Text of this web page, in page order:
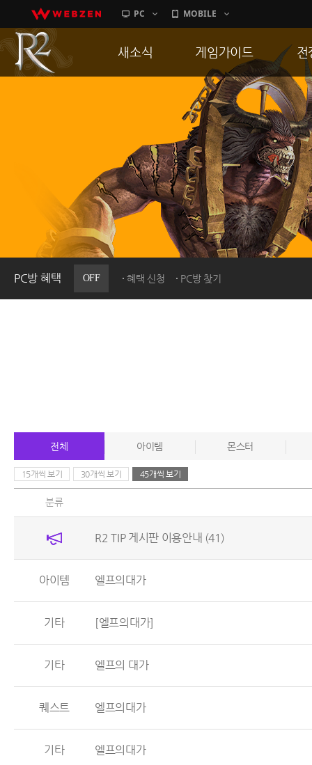
PC MOBILE
PC방 혜택 OFF 혜택 신청 PC방 찾기
새소식
이벤트
히스토리
PC방으로간다
게임가이드
게임 특징
서버가이드
신병훈련소
세부가이드
통합보급센터
전
통
공
전체 아이템 몬스터
15개씩 보기 30개씩 보기 45개씩 보기
분류
R2 TIP 게시판 이용안내 (41)
아이템 엘프의대가
기타 [엘프의대가]
기타 엘프의 대가
퀘스트 엘프의대가
기타 엘프의대가